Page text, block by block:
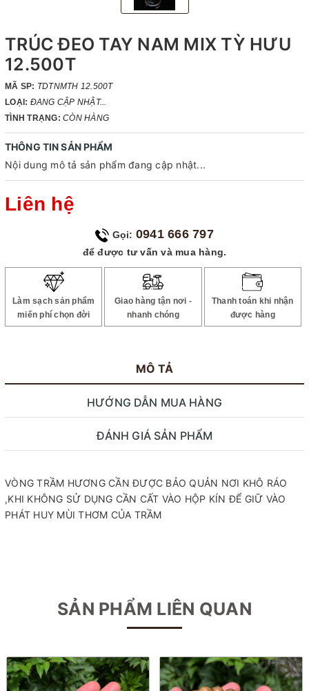
TRÚC ĐEO TAY NAM MIX TỲ HƯU
12.500T
MÃ SP: TDTNMTH 12.500T
LOẠI: ĐANG CẬP NHẬT...
TÌNH TRẠNG: CÒN HÀNG
THÔNG TIN SẢN PHẨM
Nội dung mô tả sản phẩm đang cập nhật...
Liên hệ
Gọi: 0941 666 797
để được tư vấn và mua hàng.
Làm sạch sản phẩm
miến phí chọn đời
Giao hàng tận nơi -
nhanh chóng
Thanh toán khi nhận
được hàng
MÔ TẢ
HƯỚNG DẪN MUA HÀNG
ĐÁNH GIÁ SẢN PHẨM
VÒNG TRẦM HƯƠNG CẦN ĐƯỢC BẢO QUẢN NƠI KHÔ RÁO
,KHI KHÔNG SỬ DỤNG CẦN CẤT VÀO HỘP KÍN ĐỂ GIỮ VÀO
PHÁT HUY MÙI THƠM CỦA TRẦM
SẢN PHẨM LIÊN QUAN